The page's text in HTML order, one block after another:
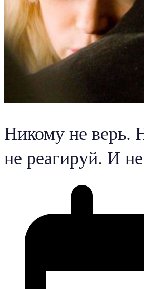
Никому не верь.
не реагируй. И